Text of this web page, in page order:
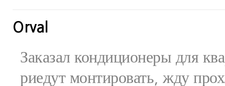
Orval
Заказал кондиционеры для
риедут монтировать, жду